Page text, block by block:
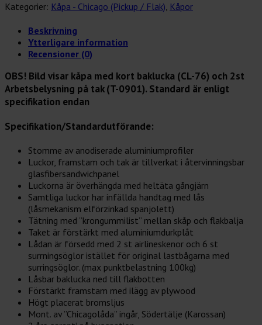
h:1030,
mängd
Kategorier: Kåpa - Chicago (Pickup / Flak), Kåpor
Beskrivning
Ytterligare information
Recensioner (0)
OBS! Bild visar kåpa med kort baklucka (CL-76) och 2st
Arbetsbelysning på tak (T-0901). Standard är enligt
specifikation endan
Specifikation/Standardutförande:
Stomme av anodiserade aluminiumprofiler
Luckor, framstam och tak är tillverkat i återvinningsbar
glasfibersandwichpanel
Luckorna är överhängda med heltäta gångjärn
Samtliga luckor har infällda handtag med lås
(låsmekanism elförzinkad spanjolett)
Tätning med ”krongummilist” mellan skåp och flakbalja
Taket är förstärkt med aluminiumdurkplåt
Lådan är försedd med 2 st airlineskenor och 6 st
surrningsöglor istället för original lastbågarna med
surringsöglor. (max punktbelastning 100kg)
Låsbar baklucka ned till flakbotten
Förstärkt framstam med ilägg av plywood
Högt placerat bromsljus
Mont. av ”Chicagolåda” ingår, Södertälje (Karossan)